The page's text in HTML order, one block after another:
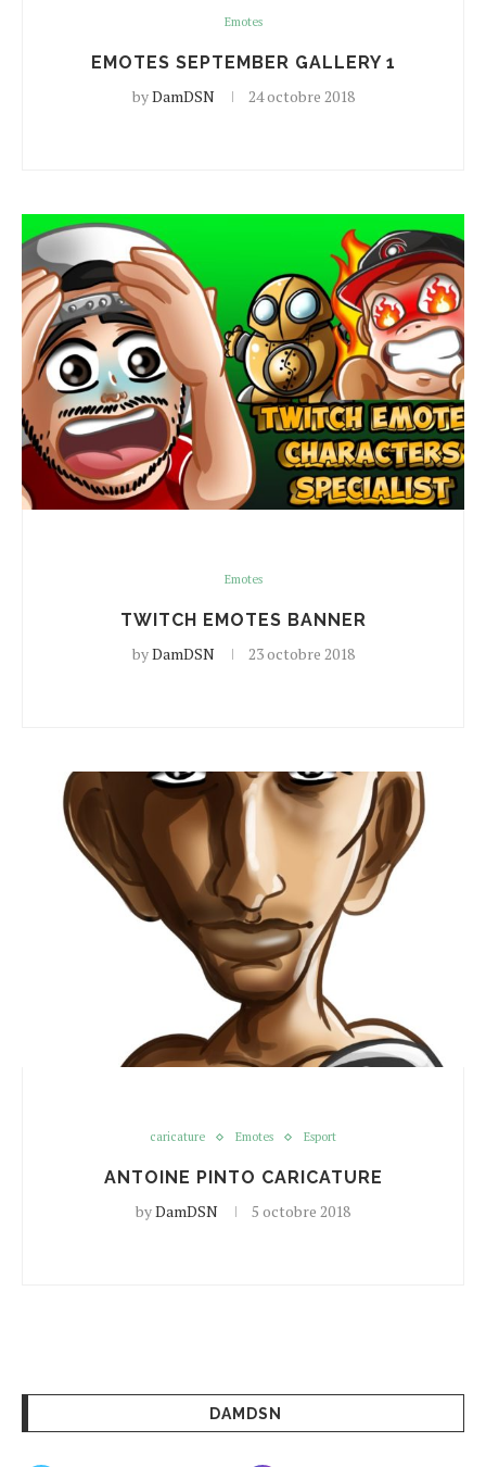
Emotes
EMOTES SEPTEMBER GALLERY 1
byDamDSN 24 octobre 2018
Emotes
TWITCH EMOTES BANNER
byDamDSN 23 octobre 2018
caricature Emotes Esport
ANTOINE PINTO CARICATURE
byDamDSN 5 octobre 2018
DAMDSN